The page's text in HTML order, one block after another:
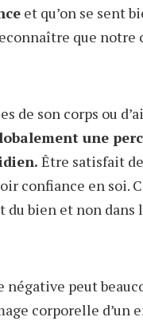
et qu’on se sent
que notre
de son corps ou
une
Être satisfait
confiance en soi.
du bien et non
peut
corporelle d’un